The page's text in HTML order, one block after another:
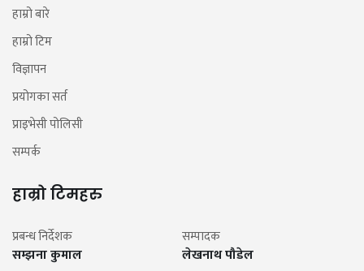
हाम्रो बारे
हाम्रो टिम
विज्ञापन
प्रयोगका सर्त
प्राइभेसी पोलिसी
सम्पर्क
हाम्रो टिमहरु
प्रबन्ध निर्देशक
सम्झना कुमाल
सम्पादक
लेखनाथ पौडेल